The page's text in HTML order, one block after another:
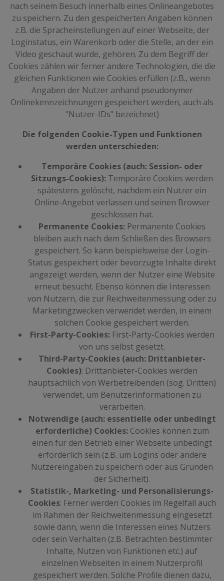
nach seinem Besuch innerhalb eines Onlineangebotes
zu speichern. Zu den gespeicherten Angaben können
z.B. die Spracheinstellungen auf einer Webseite, der
Loginstatus, ein Warenkorb oder die Stelle, an der ein
Video geschaut wurde, gehören. Zu dem Begriff der
Cookies zählen wir ferner andere Technologien, die die
gleichen Funktionen wie Cookies erfüllen (z.B., wenn
Angaben der Nutzer anhand pseudonymer
Onlinekennzeichnungen gespeichert werden, auch als
"Nutzer-IDs" bezeichnet)
Die folgenden Cookie-Typen und Funktionen
werden unterschieden:
Temporäre Cookies (auch: Session- oder
Sitzungs-Cookies): Temporäre Cookies werden
spätestens gelöscht, nachdem ein Nutzer ein
Online-Angebot verlassen und seinen Browser
geschlossen hat.
Permanente Cookies: Permanente Cookies
bleiben auch nach dem Schließen des Browsers
gespeichert. So kann beispielsweise der Login-
Status gespeichert oder bevorzugte Inhalte direkt
angezeigt werden, wenn der Nutzer eine Website
erneut besucht. Ebenso können die Interessen
von Nutzern, die zur Reichweitenmessung oder zu
Marketingzwecken verwendet werden, in einem
solchen Cookie gespeichert werden.
First-Party-Cookies:First-Party-Cookies werden
von uns selbst gesetzt.
Third-Party-Cookies (auch: Drittanbieter-
Cookies): Drittanbieter-Cookies werden
hauptsächlich von Werbetreibenden (sog. Dritten)
verwendet, um Benutzerinformationen zu
verarbeiten.
Notwendige (auch: essentielle oder unbedingt
erforderliche) Cookies:Cookies können zum
einen für den Betrieb einer Webseite unbedingt
erforderlich sein (z.B. um Logins oder andere
Nutzereingaben zu speichern oder aus Gründen
der Sicherheit).
Statistik-, Marketing- und Personalisierungs-
Cookies: Ferner werden Cookies im Regelfall auch
im Rahmen der Reichweitenmessung eingesetzt
sowie dann, wenn die Interessen eines Nutzers
oder sein Verhalten (z.B. Betrachten bestimmter
Inhalte, Nutzen von Funktionen etc.) auf
einzelnen Webseiten in einem Nutzerprofil
gespeichert werden. Solche Profile dienen dazu,